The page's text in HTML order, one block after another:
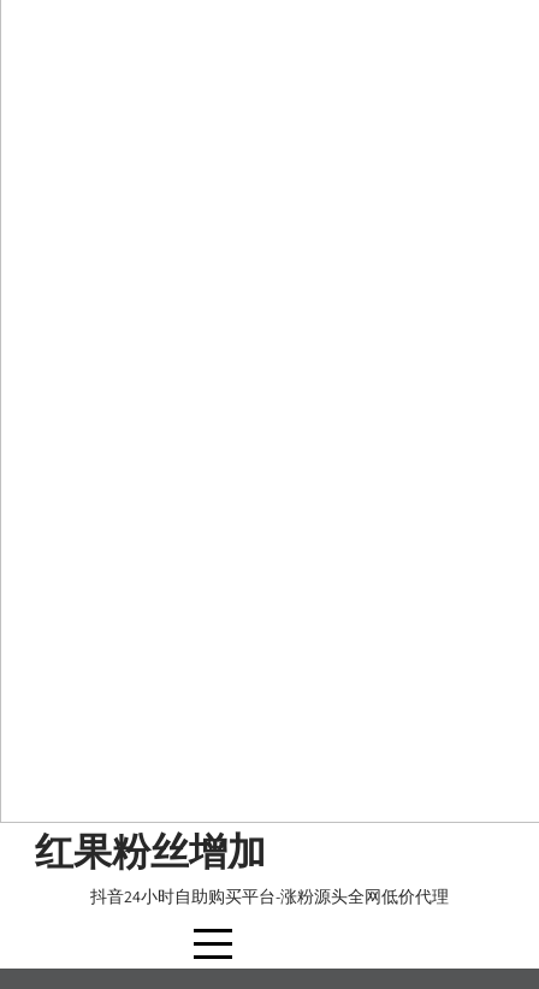
红果粉丝增加
抖音24小时自助购买平台-涨粉源头全网低价代理